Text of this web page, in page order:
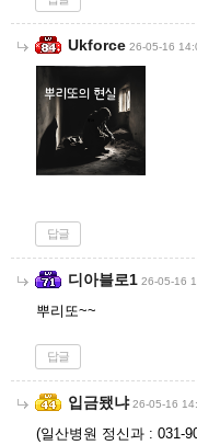
Ukforce 26-05-16
답글
디아블로1 26-05-16
뿌리또~~
답글
입금됐냐 26-05-16
(일산병원 정신과 : 031-